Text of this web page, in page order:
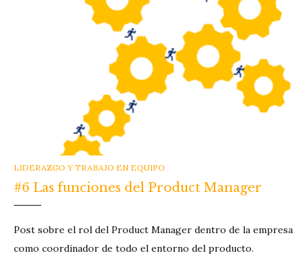
CATEGORIES
LIDERAZGO Y TRABAJO EN EQUIPO
#6 Las funciones del Product Manager
Post sobre el rol del Product Manager dentro de la empresa
como coordinador de todo el entorno del producto.